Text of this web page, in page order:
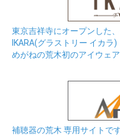
東京吉祥寺にオープンした
IKARA(グラストリー イカラ)
めがねの荒木初のアイウェ
補聴器の荒木 専用サイトで